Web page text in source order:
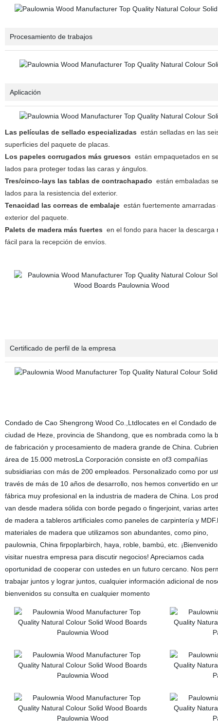
Procesamiento de trabajos
Aplicación
Las películas de sellado especializadas están selladas en las
superficies del paquete de placas.
Los papeles corrugados más gruesos están empaquetados en
lados para proteger todas las caras y ángulos.
Tres/cinco-lays las tablas de contrachapado están embaladas
lados para la resistencia del exterior.
Tenacidad las correas de embalaje están fuertemente amarradas
exterior del paquete.
Palets de madera más fuertes en el fondo para hacer la descarga
fácil para la recepción de envíos.
Certificado de perfil de la empresa
Condado de Cao Shengrong Wood Co.,Ltdlocates en el Condado de
ciudad de Heze, provincia de Shandong, que es nombrada como la
de fabricación y procesamiento de madera grande de China.
área de 15.000 metrosLa Corporación consiste en of3 compañías
subsidiarias con más de 200 empleados. Personalizado como por
través de más de 10 años de desarrollo, nos hemos convertido en
fábrica muy profesional en la industria de madera de China. Los
van desde madera sólida con borde pegado o fingerjoint, varias
de madera a tableros artificiales como paneles de carpintería y
materiales de madera que utilizamos son abundantes, como pino,
paulownia, China firpoplarbirch, haya, roble, bambú, etc.
visitar nuestra empresa para discutir negocios! Apreciamos cada
oportunidad de cooperar con ustedes en un futuro cercano. Nos
trabajar juntos y lograr juntos, cualquier información adicional de
bienvenidos su consulta en cualquier momento